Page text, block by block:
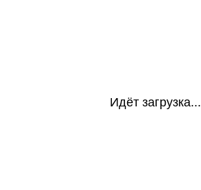
Идёт загрузка...